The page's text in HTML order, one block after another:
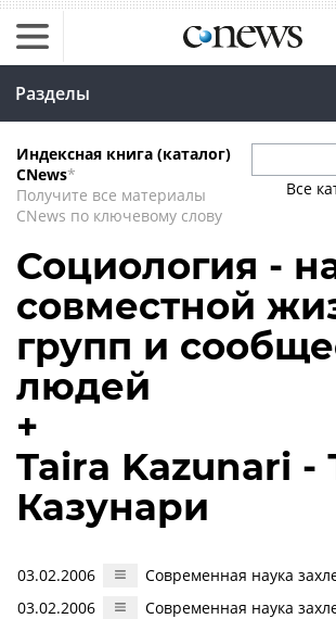
Разделы
Индексная книга (каталог)
CNews*
Получите все материалы
CNews по ключевому слову
Все
Социология -
совместной
групп и
людей
+
Taira Kazunari -
Казунари
03.02.2006
Современная наука
03.02.2006
Современная наука